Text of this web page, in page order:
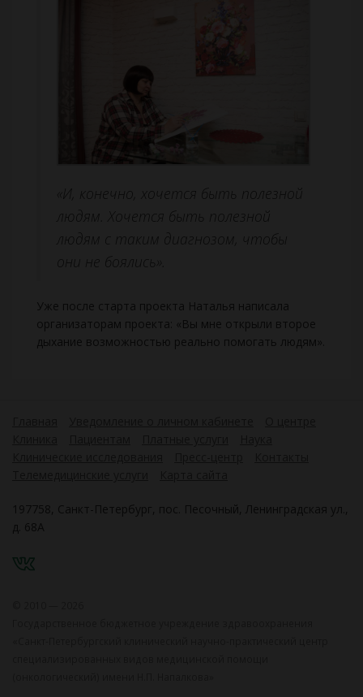
«И, конечно, хочется быть полезной
людям. Хочется быть полезной
людям с таким диагнозом, чтобы
они не боялись».
Уже после старта проекта Наталья написала
организаторам проекта: «Вы мне открыли второе
дыхание возможностью реально помогать людям».
197758, Санкт-Петербург, пос. Песочный, Ленинградская ул.,
д. 68А